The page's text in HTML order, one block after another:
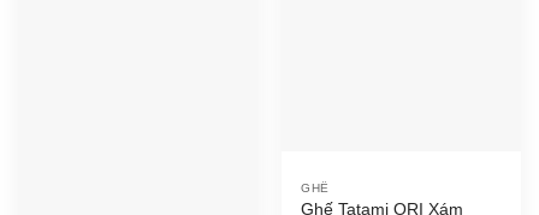
GHẾ
Ghế Tatami ORI Xám